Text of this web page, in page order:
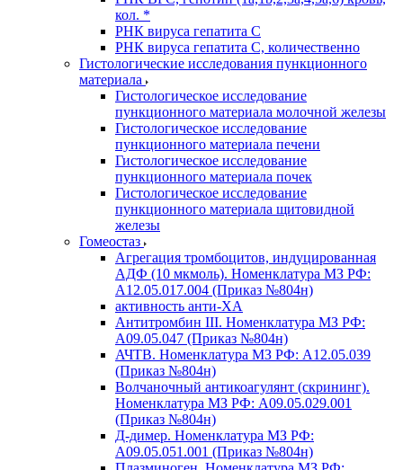
кол. *
РНК вируса гепатита C
РНК вируса гепатита C, количественно
Гистологические исследования пункционного
материала
Гистологическое исследование
пункционного материала молочной железы
Гистологическое исследование
пункционного материала печени
Гистологическое исследование
пункционного материала почек
Гистологическое исследование
пункционного материала щитовидной
железы
Гомеостаз
Агрегация тромбоцитов, индуцированная
АДФ (10 мкмоль). Номенклатура МЗ РФ:
A12.05.017.004 (Приказ №804н)
активность анти-ХА
Антитромбин III. Номенклатура МЗ РФ:
A09.05.047 (Приказ №804н)
АЧТВ. Номенклатура МЗ РФ: A12.05.039
(Приказ №804н)
Волчаночный антикоагулянт (скрининг).
Номенклатура МЗ РФ: A09.05.029.001
(Приказ №804н)
Д-димер. Номенклатура МЗ РФ:
A09.05.051.001 (Приказ №804н)